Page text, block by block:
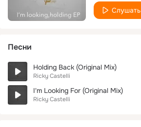
Слушать
Песни
Holding Back (Original Mix)
Ricky Castelli
I'm Looking For (Original Mix)
Ricky Castelli